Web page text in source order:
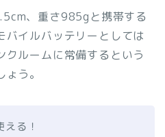
、重さ985gと携帯する
バイルバッテリーとしては
クルームに常備するという
う。
る！